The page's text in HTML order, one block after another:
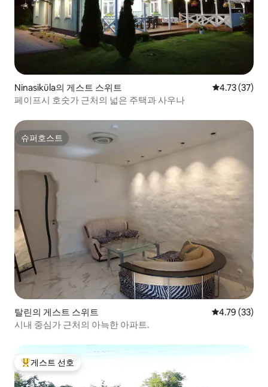
Ninasiküla의 게스트 스위트 평점 4.73점
4.73 (37)
페이프시 호숫가 근처의 넓은 주택과 사우나
슈퍼호스트
슈퍼호스트
탈린의 게스트 스위트 평점 4.79점
4.79 (33)
시내 중심가 근처의 아늑한 아파트.
상위 게스트 선호
게스트 선호